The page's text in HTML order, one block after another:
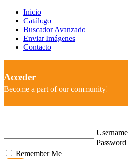
Inicio
Catálogo
Buscador Avanzado
Enviar Imágenes
Contacto
Acceder
Become a part of our community!
Username
Password
Remember Me